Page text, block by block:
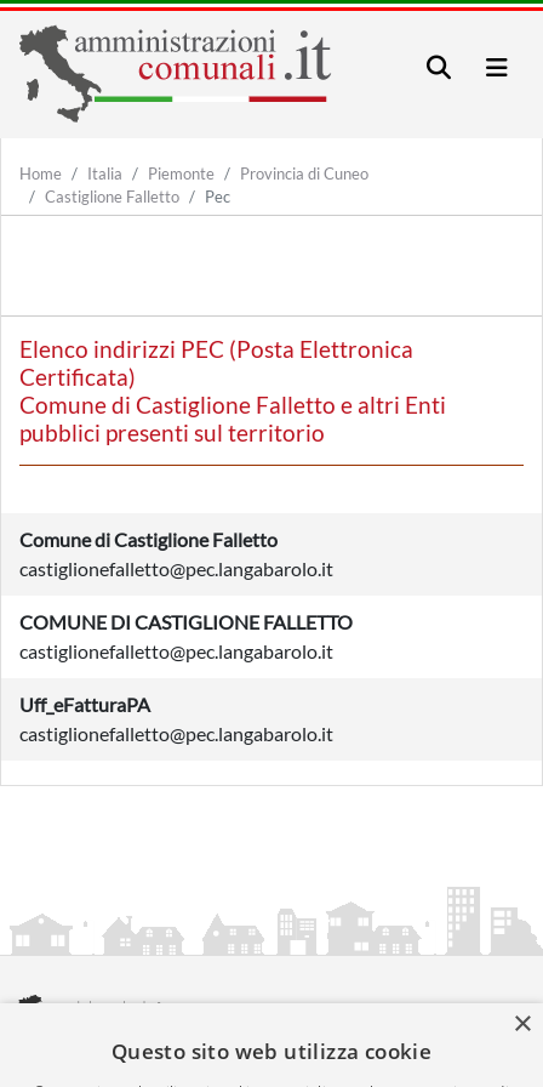
Home Italia Piemonte
Provincia di Cuneo
Castiglione Falletto
Pec
Elenco indirizzi PEC (Posta Elettronica
Certificata)
Comune di Castiglione Falletto e altri Enti
pubblici presenti sul territorio
Comune di Castiglione Falletto
castiglionefalletto@pec.langabarolo.it
COMUNE DI CASTIGLIONE FALLETTO
castiglionefalletto@pec.langabarolo.it
Uff_eFatturaPA
castiglionefalletto@pec.langabarolo.it
amministrazionicomunali.it è una iniziativa diartemedia.it
×
Questo sito web utilizza cookie